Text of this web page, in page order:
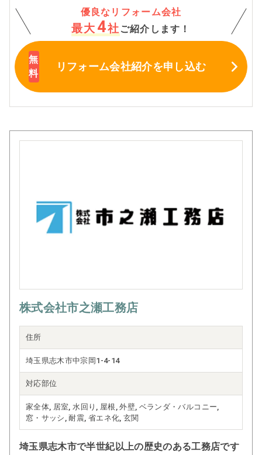
優良なリフォーム会社
最大 4社 ご紹介します！
リフォーム会社紹介を申し込む
株式会社市之瀬工務店
住所
埼玉県志木市中宗岡1-4-14
対応部位
家全体, 居室, 水回り, 屋根, 外壁, ベランダ・バルコニー,
窓・サッシ, 耐震, 省エネ化, 玄関
埼玉県志木市で半世紀以上の歴史のある工務店です